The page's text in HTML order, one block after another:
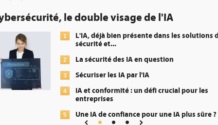
l'IA
dans les solutions de
question
crucial pour les
une IA plus sûre ?
DEE: l'efficacité
obligation pour les
3
Un
4 Phocea DC